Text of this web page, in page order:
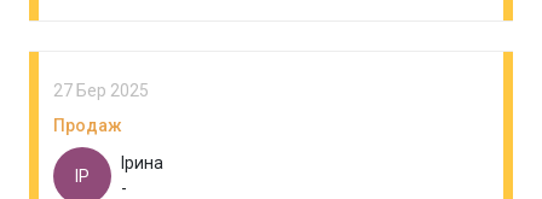
27 Бер 2025
Продаж
ІР
Ірина
-